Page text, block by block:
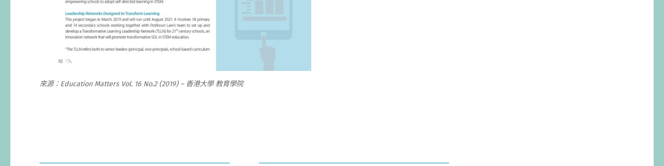
來源：Education Matters Vol. 16 No.2 (2019) – 香港大學 教育學院